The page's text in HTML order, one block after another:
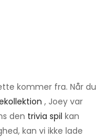
kommer fra. Når du
, Joey var
den trivia spil kan
kan vi ikke lade